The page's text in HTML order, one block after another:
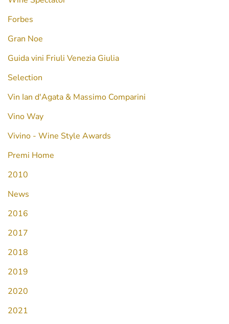
Forbes
Gran Noe
Guida vini Friuli Venezia Giulia
Selection
Vin Ian d'Agata & Massimo Comparini
Vino Way
Vivino - Wine Style Awards
Premi Home
2010
News
2016
2017
2018
2019
2020
2021